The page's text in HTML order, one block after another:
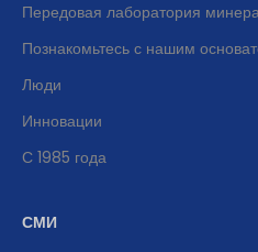
Передовая лаборатория
Познакомьтесь с нашим
Люди
Инновации
С 1985 года
СМИ